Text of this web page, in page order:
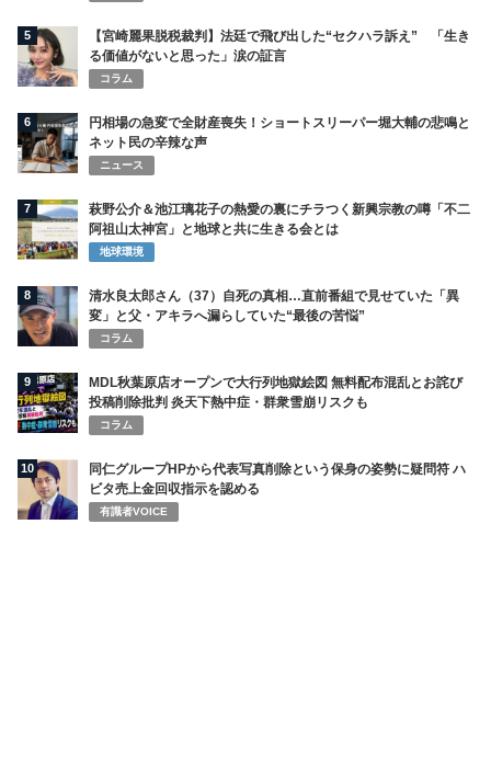
5
【宮崎麗果脱税裁判】法廷で飛び出した“セクハラ訴え” 「生き
る価値がないと思った」涙の証言
コラム
6
円相場の急変で全財産喪失！ショートスリーパー堀大輔の悲鳴と
ネット民の辛辣な声
ニュース
7
萩野公介＆池江璃花子の熱愛の裏にチラつく新興宗教の噂「不二
阿祖山太神宮」と地球と共に生きる会とは
地球環境
8
清水良太郎さん（37）自死の真相…直前番組で見せていた「異
変」と父・アキラへ漏らしていた“最後の苦悩”
コラム
9
MDL秋葉原店オープンで大行列地獄絵図 無料配布混乱とお詫び
投稿削除批判 炎天下熱中症・群衆雪崩リスクも
コラム
10
同仁グループHPから代表写真削除という保身の姿勢に疑問符 ハ
ビタ売上金回収指示を認める
有識者VOICE